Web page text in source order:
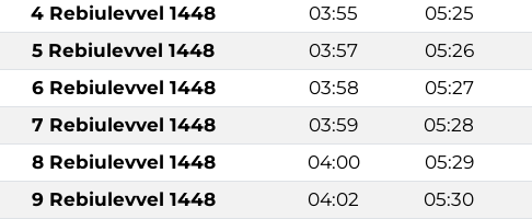
4 Rebiulevvel 1448 03:55 05:25
5 Rebiulevvel 1448 03:57 05:26
6 Rebiulevvel 1448 03:58 05:27
7 Rebiulevvel 1448 03:59 05:28
8 Rebiulevvel 1448 04:00 05:29
9 Rebiulevvel 1448 04:02 05:30